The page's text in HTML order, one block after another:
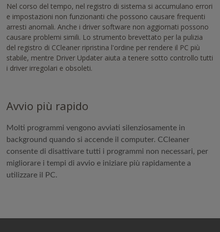
Nel corso del tempo, nel registro di sistema si accumulano errori
e impostazioni non funzionanti che possono causare frequenti
arresti anomali. Anche i driver software non aggiornati possono
causare problemi simili. Lo strumento brevettato per la pulizia
del registro di CCleaner ripristina l'ordine per rendere il PC più
stabile, mentre Driver Updater aiuta a tenere sotto controllo tutti
i driver irregolari e obsoleti.
Avvio più rapido
Molti programmi vengono avviati silenziosamente in
background quando si accende il computer. CCleaner
consente di disattivare tutti i programmi non necessari, per
migliorare i tempi di avvio e iniziare più rapidamente a
utilizzare il PC.